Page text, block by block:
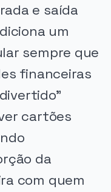
e saída
um
sempre que
financeiras
cartões
da
com quem